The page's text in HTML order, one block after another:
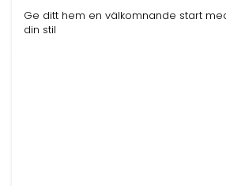
Ge ditt hem en välkomnande start
din stil